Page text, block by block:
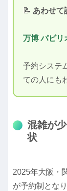
📝 あわせて
万博 パビリ
予約システ
ての人にも
混雑が
状
2025年大阪・
が予約制とな